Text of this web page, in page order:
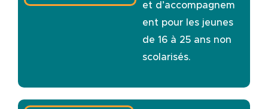
et d’accompagnem
ent pour les jeunes
de 16 à 25 ans non
scolarisés.